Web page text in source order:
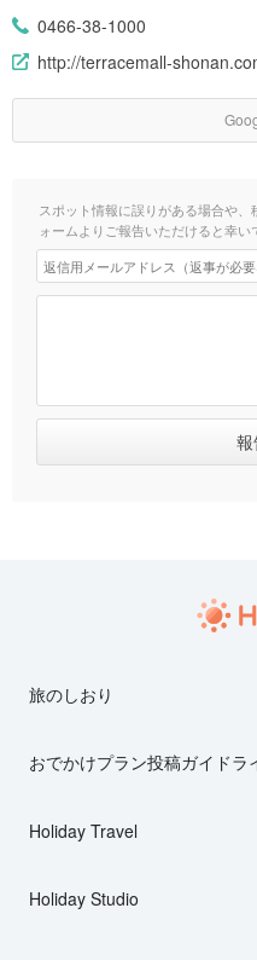
0466-38-1000
http://terracemall-
スポット情報に誤りがある場合や
ォームよりご報告いただけると幸い
旅のしおり
おでかけプラン投稿ガイドラ
Holiday Travel
Holiday Studio